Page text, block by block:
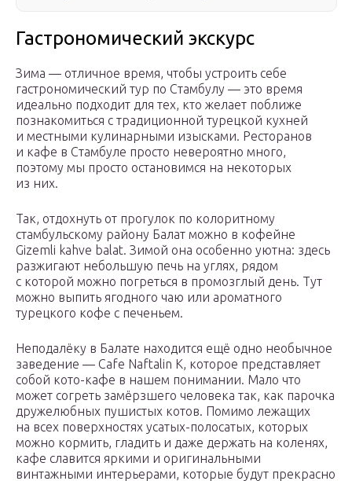
Гастрономический экскурс
Зима — отличное время, чтобы устроить себе
гастрономический тур по Стамбулу — это время
идеально подходит для тех, кто желает поближе
познакомиться с традиционной турецкой кухней
и местными кулинарными изысками. Ресторанов
и кафе в Стамбуле просто невероятно много,
поэтому мы просто остановимся на некоторых
из них.
Так, отдохнуть от прогулок по колоритному
стамбульскому району Балат можно в кофейне
Gizemli kahve balat. Зимой она особенно уютна: здесь
разжигают небольшую печь на углях, рядом
с которой можно погреться в промозглый день. Тут
можно выпить ягодного чаю или ароматного
турецкого кофе с печеньем.
Неподалёку в Балате находится ещё одно необычное
заведение — Cafe Naftalin К, которое представляет
собой кото-кафе в нашем понимании. Мало что
может согреть замёрзшего человека так, как парочка
дружелюбных пушистых котов. Помимо лежащих
на всех поверхностях усатых-полосатых, которых
можно кормить, гладить и даже держать на коленях,
кафе славится яркими и оригинальными
винтажными интерьерами, которые будут прекрасно